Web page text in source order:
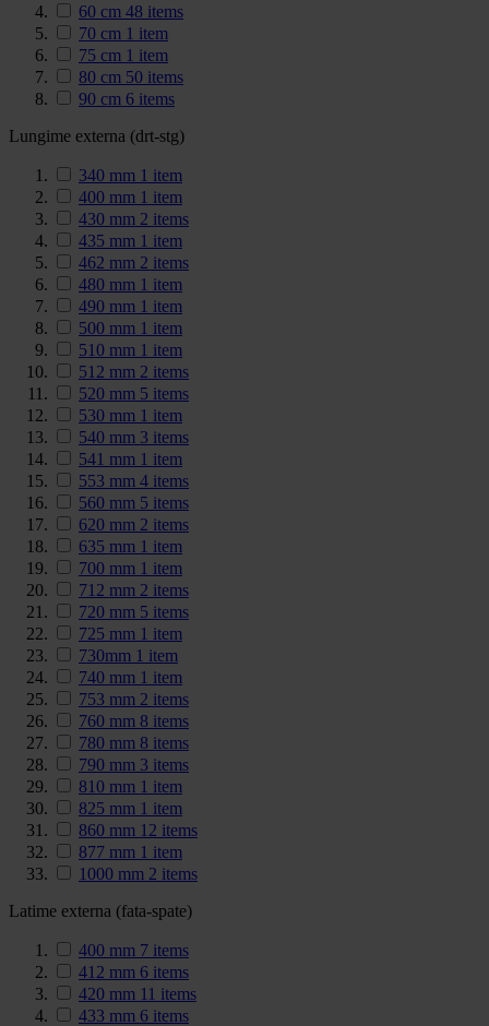
60 cm 48 items
70 cm 1 item
75 cm 1 item
80 cm 50 items
90 cm 6 items
Lungime externa (drt-stg)
340 mm 1 item
400 mm 1 item
430 mm 2 items
435 mm 1 item
462 mm 2 items
480 mm 1 item
490 mm 1 item
500 mm 1 item
510 mm 1 item
512 mm 2 items
520 mm 5 items
530 mm 1 item
540 mm 3 items
541 mm 1 item
553 mm 4 items
560 mm 5 items
620 mm 2 items
635 mm 1 item
700 mm 1 item
712 mm 2 items
720 mm 5 items
725 mm 1 item
730mm 1 item
740 mm 1 item
753 mm 2 items
760 mm 8 items
780 mm 8 items
790 mm 3 items
810 mm 1 item
825 mm 1 item
860 mm 12 items
877 mm 1 item
1000 mm 2 items
Latime externa (fata-spate)
400 mm 7 items
412 mm 6 items
420 mm 11 items
433 mm 6 items